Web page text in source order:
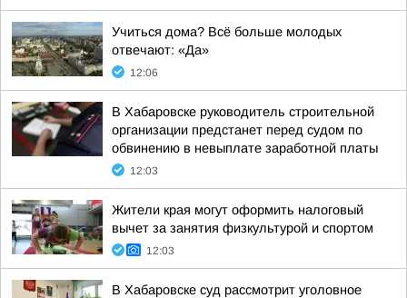
Учиться дома? Всё больше молодых
отвечают: «Да»
12:06
В Хабаровске руководитель строительной
организации предстанет перед судом по
обвинению в невыплате заработной платы
12:03
Жители края могут оформить налоговый
вычет за занятия физкультурой и спортом
12:03
В Хабаровске суд рассмотрит уголовное